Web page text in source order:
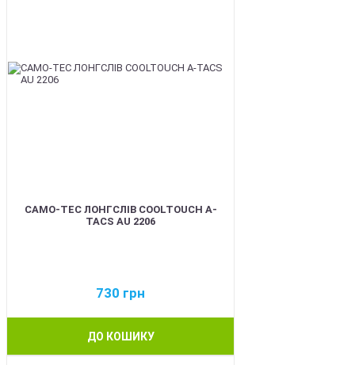
CAMO-TEC ЛОНГСЛІВ COOLTOUCH A-
TACS AU 2206
730 грн
ДО КОШИКУ